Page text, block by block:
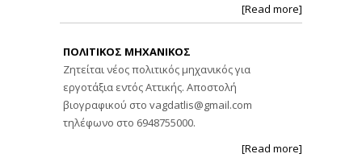
[Read more]
ΠΟΛΙΤΙΚΟΣ ΜΗΧΑΝΙΚΟΣ
Ζητείται νέος πολιτικός μηχανικός για
εργοτάξια εντός Αττικής. Αποστολή
βιογραφικού στο vagdatlis@gmail.com
τηλέφωνο στο 6948755000.
[Read more]